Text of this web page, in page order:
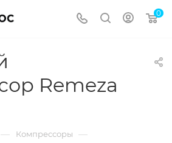
0
Remeza
— Компрессоры —